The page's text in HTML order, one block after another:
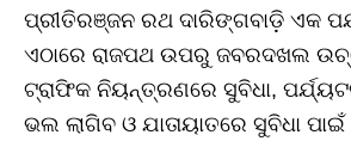
ପ୍ରୀତିରଞ୍ଜନ ରଥ ଦାରିଙ୍ଗବାଡ଼ି ଏକ
ଏଠାରେ ରାଜପଥ ଉପରୁ ଜବରଦଖଲ
ଟ୍ରାଫିକ ନିୟନ୍ତ୍ରଣରେ ସୁବିଧା,
ଭଲ ଲାଗିବ ଓ ଯାତାୟାତରେ ସୁବିଧା